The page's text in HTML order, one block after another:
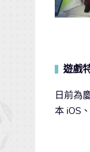
遊戲
日前為
本 iOS